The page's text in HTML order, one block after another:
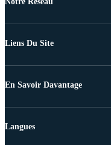
Liens Du Site
En Savoir Davantage
Langues